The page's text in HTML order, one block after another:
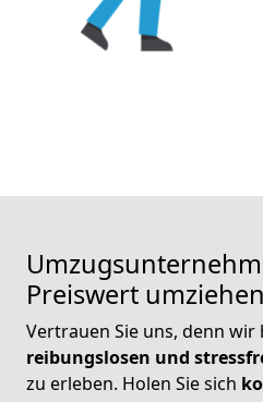
Preiswert umziehen
Vertrauen Sie uns, denn wir
reibungslosen und
zu erleben. Holen Sie sich